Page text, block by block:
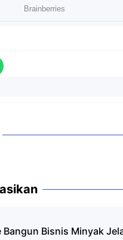
Bangun Bisnis Minyak